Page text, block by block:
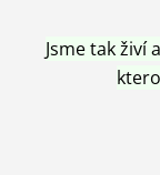
Jsme tak živí